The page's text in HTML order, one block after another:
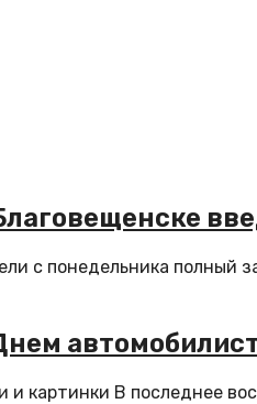
с понедельника полный
картинки В последнее